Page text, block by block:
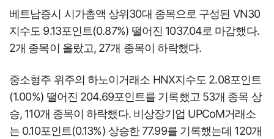
베트남증시 시가총액 상위30대 종목으로 구성된 VN30
지수도 9.13포인트(0.87%) 떨어진 1037.04로 마감했다.
2개 종목이 올랐고, 27개 종목이 하락했다.
중소형주 위주의 하노이거래소 HNX지수도 2.08포인트
(1.00%) 떨어진 204.69포인트를 기록했고 53개 종목 상
승, 110개 종목이 하락했다. 비상장기업 UPCoM거래소
는 0.10포인트(0.13%) 상승한 77.99를 기록했는데 120개